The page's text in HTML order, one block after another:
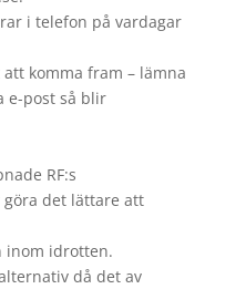
i telefon på vardagar
komma fram – lämna
e-post så blir
RF:s
det lättare att
inom idrotten.
då det av